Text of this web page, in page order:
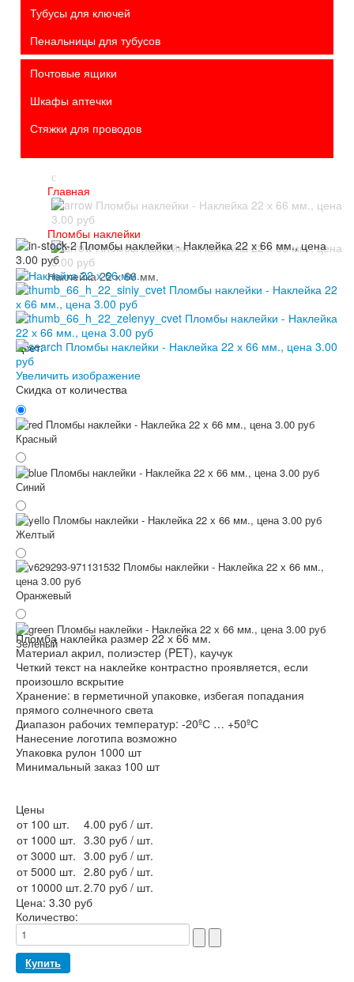
Тубусы для ключей
Пенальницы для тубусов
Почтовые ящики
Шкафы аптечки
Стяжки для проводов
Главная
Пломбы наклейки
Наклейка 22 х 66 мм.
Увеличить изображение
Скидка от количества
Цвет:
Красный
Синий
Желтый
Оранжевый
Зеленый
Пломба наклейка размер 22 х 66 мм.
Материал акрил, полиэстер (PET), каучук
Четкий текст на наклейке контрастно проявляется, если
произошло вскрытие
Хранение: в герметичной упаковке, избегая попадания
прямого солнечного света
Диапазон рабочих температур: -20ºС … +50ºС
Нанесение логотипа возможно
Упаковка рулон 1000 шт
Минимальный заказ 100 шт
Цены
от 100 шт.
4.00 руб / шт.
от 1000 шт. 3.30 руб / шт.
от 3000 шт. 3.00 руб / шт.
от 5000 шт. 2.80 руб / шт.
от 10000 шт.2.70 руб / шт.
Цена: 3.30 руб
Количество: